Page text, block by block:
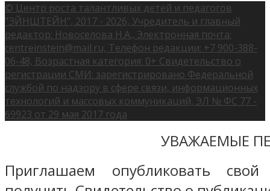
© Центр роста талантливых детей и педагогов
"ЭЙНШТЕЙН", 2017 - 2026, Учредитель и главный
редактор: Новоселова Н.А., Электронная почта:
centreinstein@mail.ru, Телефон редакции: +7 900-388-
06-48, Возрастная категория: 0+ Свидетельство о
регистрации СМИ: зарегистрировано Федеральной
службой по надзору в сфере связи, информационных
технологий и массовых коммуникаций, ЭЛ № ФС 77 -
69923 от 29 мая 2017 года
УВАЖАЕМЫЕ
Приглашаем опубликовать